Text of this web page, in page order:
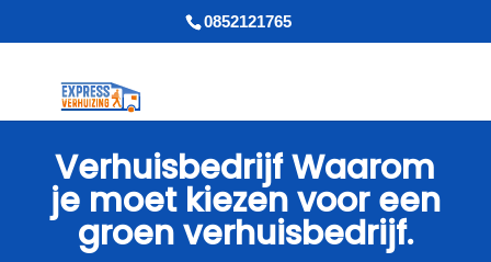
0852121765
Verhuisbedrijf Waarom
je moet kiezen voor een
groen verhuisbedrijf.​